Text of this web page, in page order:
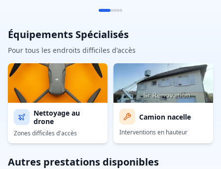
Équipements Spécialisés
Pour tous les endroits difficiles d'accès
Nettoyage au
drone
Zones difficiles d'accès
Camion nacelle
Interventions en hauteur
Autres prestations disponibles